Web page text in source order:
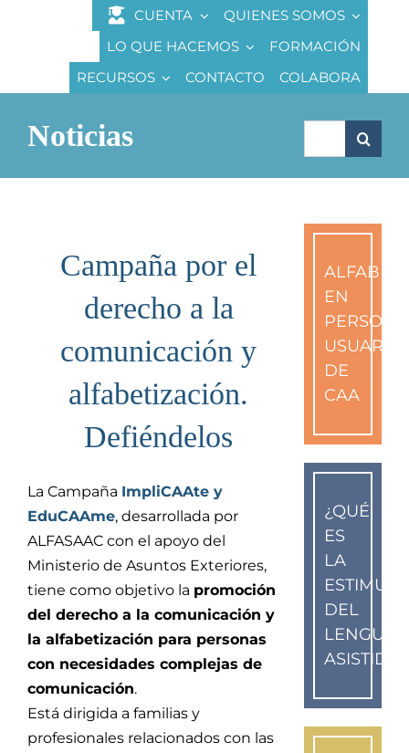
contenido
CUENTA
QUIENES SOMOS
LO QUE HACEMOS
FORMACIÓN
RECURSOS
CONTACTO COLABORA
Noticias
Campaña por el
derecho a la
comunicación y
alfabetización.
Defiéndelos
La Campaña ImpliCAAte y
EduCAAme, desarrollada por
ALFASAAC con el apoyo del
Ministerio de Asuntos Exteriores,
tiene como objetivo la promoción
del derecho a la comunicación y
la alfabetización para personas
con necesidades complejas de
comunicación.
Está dirigida a familias y
profesionales relacionados con las
EN
USUARIAS
DE
CAA
¿QUÉ
ES
LA
DEL
ASISTIDO?